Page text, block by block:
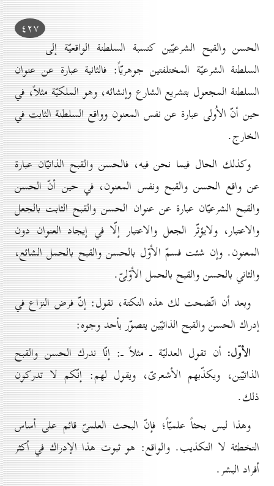
٤۲۷
الحسن والقبح الشرعيّين كنسبة السلطنة الواقعيّة إلى
السلطنة الشرعيّة المختلفتين جوهريّاً: فالثانية عبارة عن عنوان
السلطنة المجعول بتشريع الشارع وإنشائه، وهو الملكيّة مثلاً، في
حين أنّ الاُولى عبارة عن نفس المعنون وواقع السلطنة الثابت في
الخارج.
وكذلك الحال فيما نحن فيه، فالحسن والقبح الذاتيّان عبارة
عن واقع الحسن والقبح ونفس المعنون، في حين أنّ الحسن
والقبح الشرعيّان عبارة عن عنوان الحسن والقبح الثابت بالجعل
والاعتبار، ولايؤثّر الجعل والاعتبار إلّا في إيجاد العنوان دون
المعنون. وإن شئت فسمّ الأوّل بالحسن والقبح بالحمل الشائع،
والثاني بالحسن والقبح بالحمل الأوّلىّ.
وبعد أن اتّضحت لك هذه النكتة، نقول: إنّ فرض النزاع في
إدراك الحسن والقبح الذاتيّين يتصوّر بأحد وجوه:
الأوّل: أن تقول العدليّة ـ مثلاً ـ: إنّا ندرك الحسن والقبح
الذاتيّين، ويكذّبهم الأشعرىّ، ويقول لهم: إنّكم لا تدركون
ذلك.
وهذا ليس بحثاً علميّاً؛ فإنّ البحث العلمىّ قائم على أساس
التخطئة لا التكذيب. والواقع: هو ثبوت هذا الإدراك في أكثر
أفراد البشر.